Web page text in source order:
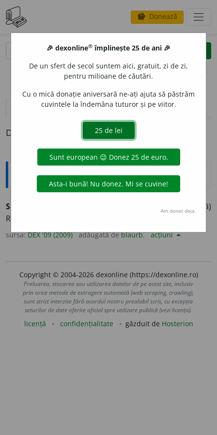
savings Donează
clear
opțiuni
definiții (1) pronunțievolume_up (1)
Definiția cu ID-ul 849045:
Explicative DEX
SUGEST
(Despre o persoană)
Receptiv, sensibil la sugestie. – Din
sursa:DEX '09 (2009) adăugată deblaurb. acțiuni
Copyright © 2004-2026 dexonline (https://dexonline.ro)
Preluarea, stocarea sau utilizarea datelor de pe acest site, inclusiv
prin orice metode de extragere automată (web scraping, crawling),
sunt strict interzise fără acordul nostru prealabil scris, cu excepția
seturilor de date oferite oficial spre utilizare publică (vezi licența).
licență confidențialitate găzduit de Hosterion
🎉 dexonline® împlinește 25 de ani 🎉
De un sfert de secol suntem aici, gratuit, zi de zi,
pentru milioane de căutări.
Cu o mică donație aniversară ne-ați ajuta să păstrăm
cuvintele la îndemâna tuturor și pe viitor.
Am donat deja.